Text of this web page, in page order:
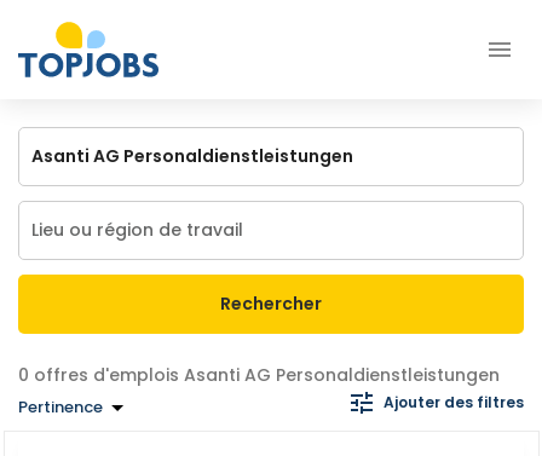
Rechercher
offres d'emplois Asanti AG Personaldienstleistungen
Pertinence Ajouter des filtres